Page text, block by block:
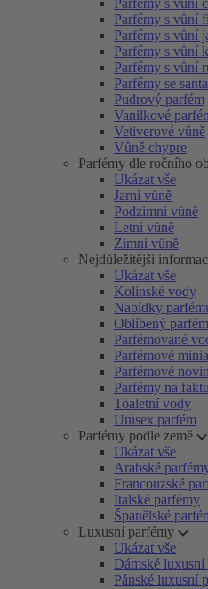
Parfémy s vůní
Parfémy s vůní
Parfémy s vůní
Parfémy s vůní
Parfémy s vůní
Parfémy se
Pudrový parfém
Vanilkové
Vetiverové vůně
Vůně chypre
Parfémy dle ročního
Ukázat vše
Jarní vůně
Podzimní vůně
Letní vůně
Zimní vůně
Nejdůležitější
Ukázat vše
Kolínské vody
Nabídky
Oblíbený parfém
Parfémované
Parfémové
Parfémové
Parfémy na
Toaletní vody
Unisex parfém
Parfémy podle země
Ukázat vše
Arabské
Francouzské
Italské parfémy
Španělské
Luxusní parfémy
Ukázat vše
Dámské
Pánské luxusní